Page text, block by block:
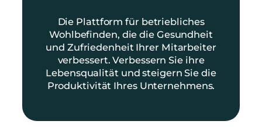
Die Plattform für betriebliches
Wohlbefinden, die die Gesundheit
und Zufriedenheit Ihrer Mitarbeiter
verbessert. Verbessern Sie ihre
Lebensqualität und steigern Sie die
Produktivität Ihres Unternehmens.